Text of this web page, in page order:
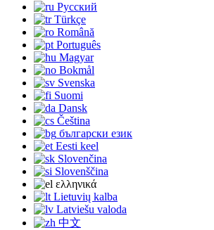
Русский
Türkçe
Română
Português
Magyar
Bokmål
Svenska
Suomi
Dansk
Čeština
български език
Eesti keel
Slovenčina
Slovenščina
ελληνικά
Lietuvių kalba
Latviešu valoda
中文